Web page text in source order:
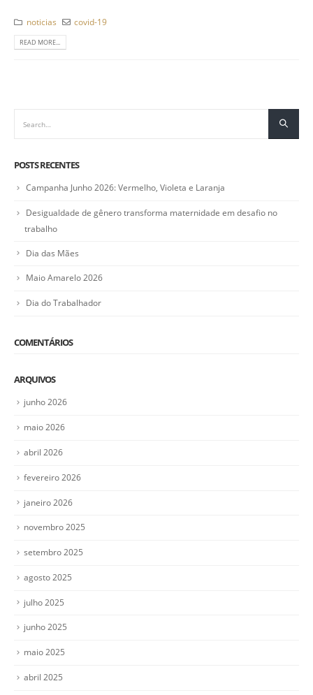
noticias covid-19
READ MORE...
POSTS RECENTES
Campanha Junho 2026: Vermelho, Violeta e Laranja
Desigualdade de gênero transforma maternidade em desafio no
trabalho
Dia das Mães
Maio Amarelo 2026
Dia do Trabalhador
COMENTÁRIOS
ARQUIVOS
junho 2026
maio 2026
abril 2026
fevereiro 2026
janeiro 2026
novembro 2025
setembro 2025
agosto 2025
julho 2025
junho 2025
maio 2025
abril 2025